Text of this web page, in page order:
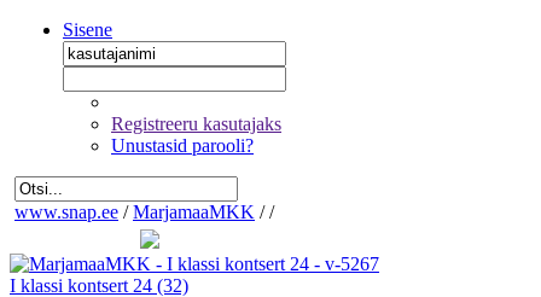
Sisene
Registreeru kasutajaks
Unustasid parooli?
www.snap.ee / MarjamaaMKK / /
I klassi kontsert 24 (32)